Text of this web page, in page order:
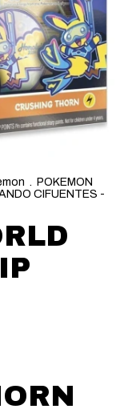
. POKEMON
CIFUENTES -